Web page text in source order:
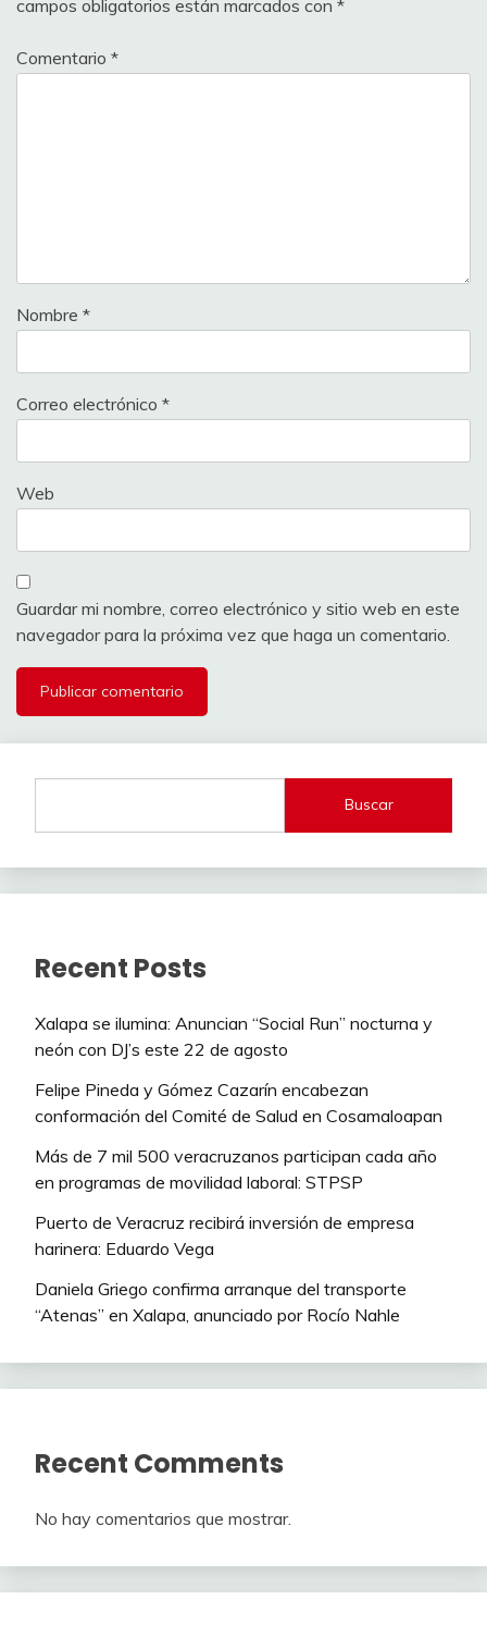
campos obligatorios están marcados con *
Comentario *
Nombre *
Correo electrónico *
Web
Guardar mi nombre, correo electrónico y sitio web en este
navegador para la próxima vez que haga un comentario.
Buscar
Recent Posts
Xalapa se ilumina: Anuncian “Social Run” nocturna y
neón con DJ’s este 22 de agosto
Felipe Pineda y Gómez Cazarín encabezan
conformación del Comité de Salud en Cosamaloapan
Más de 7 mil 500 veracruzanos participan cada año
en programas de movilidad laboral: STPSP
Puerto de Veracruz recibirá inversión de empresa
harinera: Eduardo Vega
Daniela Griego confirma arranque del transporte
“Atenas” en Xalapa, anunciado por Rocío Nahle
Recent Comments
No hay comentarios que mostrar.